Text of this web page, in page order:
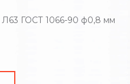
Л63 ГОСТ 1066-90 ф0,8 мм